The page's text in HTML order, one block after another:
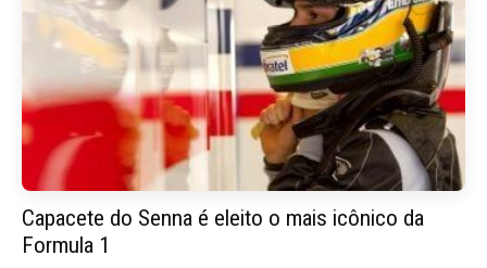
Capacete do Senna é eleito o mais icônico da
Formula 1